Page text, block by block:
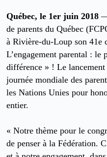
Québec, le 1er juin 2018 —
de parents du Québec
à Rivière-du-Loup son 41e
L’engagement parental : le
différence » ! Le
journée mondiale des
les Nations Unies pour
entier.
« Notre thème pour le
de penser à la Fédération.